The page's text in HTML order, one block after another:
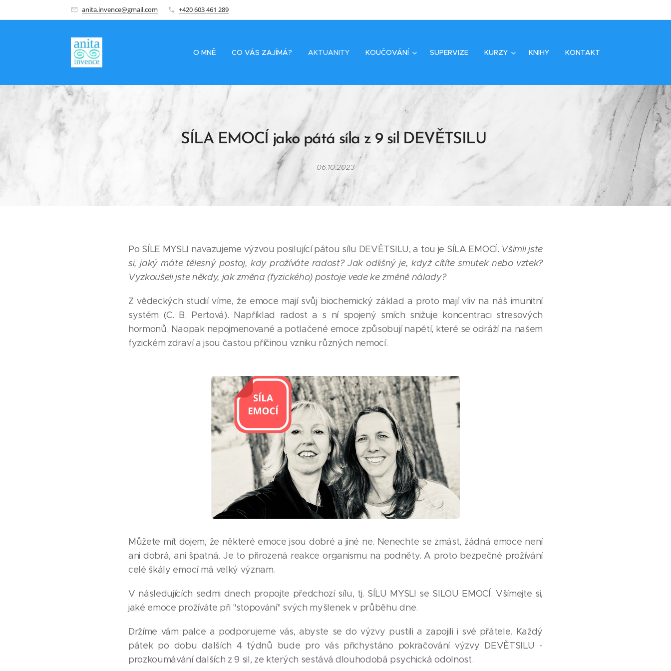
anita.invence@gmail.com +420 603 461 289
O MNĚ CO VÁS ZAJÍMÁ? AKTUANITY KOUČOVÁNÍ SUPERVIZE KURZY KNIHY KONTAKT
SÍLA EMOCÍ jako pátá síla z 9 sil DEVĚTSILU
06.10.2023
Po SÍLE MYSLI navazujeme výzvou posilující pátou sílu DEVĚTSILU, a tou je SÍLA EMOCÍ. Všimli jste
si, jaký máte tělesný postoj, kdy prožíváte radost? Jak odlišný je, když cítíte smutek nebo vztek?
Vyzkoušeli jste někdy, jak změna (fyzického) postoje vede ke změně nálady?
Z vědeckých studií víme, že emoce mají svůj biochemický základ a proto mají vliv na náš imunitní
systém (C. B. Pertová). Například radost a s ní spojený smích snižuje koncentraci stresových
hormonů. Naopak nepojmenované a potlačené emoce způsobují napětí, které se odráží na našem
fyzickém zdraví a jsou častou příčinou vzniku různých nemocí.
Můžete mít dojem, že některé emoce jsou dobré a jiné ne. Nenechte se zmást, žádná emoce není
ani dobrá, ani špatná. Je to přirozená reakce organismu na podněty. A proto bezpečné prožívání
celé škály emocí má velký význam.
V následujících sedmi dnech propojte předchozí sílu, tj. SÍLU MYSLI se SILOU EMOCÍ. Všímejte si,
jaké emoce prožíváte při "stopování" svých myšlenek v průběhu dne.
Držíme vám palce a podporujeme vás, abyste se do výzvy pustili a zapojili i své přátele. Každý
pátek po dobu dalších 4 týdnů bude pro vás přichystáno pokračování výzvy DEVĚTSILU -
prozkoumávání dalších z 9 sil, ze kterých sestává dlouhodobá psychická odolnost.